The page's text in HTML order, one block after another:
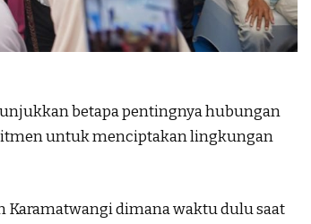
betapa pentingnya hubungan
untuk menciptakan lingkungan
Karamatwangi dimana waktu dulu saat